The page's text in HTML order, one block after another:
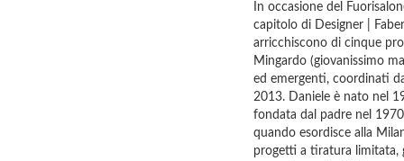
In occasione del
capitolo di Designer |
arricchiscono di cinque
Mingardo (giovanissimo
ed emergenti, coordinati
2013. Daniele è nato nel
fondata dal padre nel
quando esordisce alla
progetti a tiratura limitata,